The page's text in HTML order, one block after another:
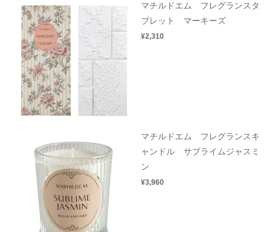
マチルドエム フレグランスタ
ブレット マーキーズ
¥2,310
マチルドエム フレグランスキ
ャンドル サブライムジャスミ
ン
¥3,960